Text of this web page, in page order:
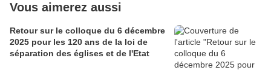
Vous aimerez aussi
Retour sur le colloque du 6 décembre
2025 pour les 120 ans de la loi de
séparation des églises et de l'Etat